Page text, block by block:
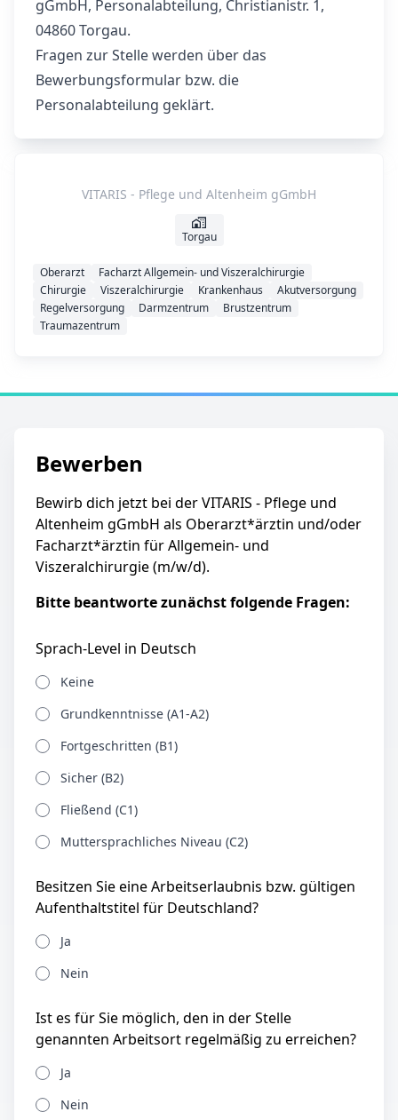
gGmbH, Personalabteilung, Christianistr. 1,
04860 Torgau.
Fragen zur Stelle werden über das
Bewerbungsformular bzw. die
Personalabteilung geklärt.
VITARIS - Pflege und Altenheim gGmbH
Torgau
Oberarzt
Facharzt Allgemein- und Viszeralchirurgie
Chirurgie
Viszeralchirurgie Krankenhaus
Akutversorgung
Regelversorgung
Darmzentrum
Brustzentrum
Traumazentrum
Bewerben
Bewirb dich jetzt bei der VITARIS - Pflege und
Altenheim gGmbH als Oberarzt*ärztin und/oder
Facharzt*ärztin für Allgemein- und
Viszeralchirurgie (m/w/d).
Bitte beantworte zunächst folgende Fragen:
Sprach-Level in Deutsch
Keine
Grundkenntnisse (A1-A2)
Fortgeschritten (B1)
Sicher (B2)
Fließend (C1)
Muttersprachliches Niveau (C2)
Besitzen Sie eine Arbeitserlaubnis bzw. gültigen
Aufenthaltstitel für Deutschland?
Ja
Nein
Ist es für Sie möglich, den in der Stelle
genannten Arbeitsort regelmäßig zu erreichen?
Ja
Nein